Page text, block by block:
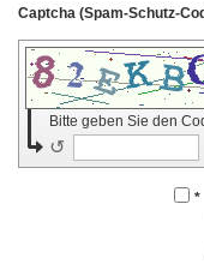
Bitte geben Sie den
↺
*